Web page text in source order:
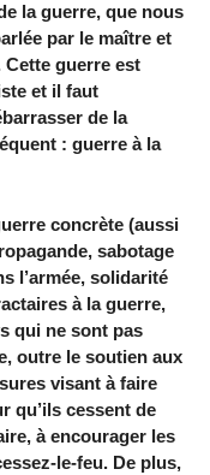
la guerre, que nous
par le maître et
Cette guerre est
et il faut
de la
: guerre à la
concrète (aussi
sabotage
l’armée, solidarité
à la guerre,
qui ne sont pas
outre le soutien aux
visant à faire
qu’ils cessent de
à encourager les
le-feu. De plus,